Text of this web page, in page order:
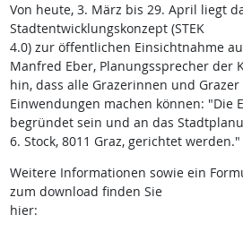
Von heute, 3. März bis 29. April liegt
Stadtentwicklungskonzept (STEK
4.0) zur öffentlichen Einsichtnahme
Manfred Eber, Planungssprecher der
hin, dass alle Grazerinnen und
Einwendungen machen können: "Die
begründet sein und an das
6. Stock, 8011 Graz, gerichtet werden."
Weitere Informationen sowie ein
zum download finden Sie
hier: